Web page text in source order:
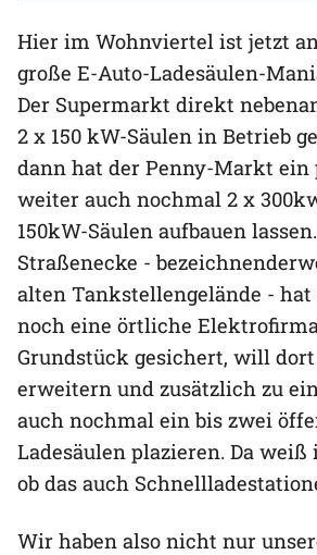
Hier im Wohnviertel ist jetzt
große E-Auto-Ladesäulen-
Der Supermarkt direkt
2 x 150 kW-Säulen in Betrieb
dann hat der Penny-Markt ein
weiter auch nochmal 2 x
150kW-Säulen aufbauen
Straßenecke -
alten Tankstellengelände -
noch eine örtliche
Grundstück gesichert, will
erweitern und zusätzlich zu
auch nochmal ein bis zwei
Ladesäulen plazieren. Da
ob das auch
Wir haben also nicht nur